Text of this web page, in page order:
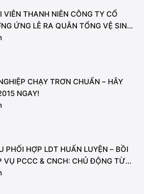
VIÊN THANH NIÊN CÔNG TY CỔ
ỨNG LỄ RA QUÂN TỔNG VỆ SINH
CHẠY TRƠN CHUẨN – HÃY
NGAY!
PHỐI HỢP LDT HUẤN LUYỆN – BỒI
VỤ PCCC & CNCH: CHỦ ĐỘNG TỪ
TOÀN